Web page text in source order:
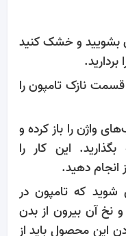
بشویید و خشک کنید
نازک تامپون را
واژن را باز کرده و
این کار را
انجام دهید.
شوید که تامپون در
نخ آن بیرون از بدن
این محصول باید از